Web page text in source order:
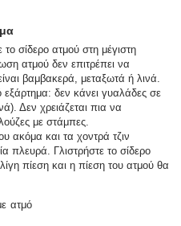
σίδερο ατμού στη μέγιστη
ατμού δεν επιτρέπει να
βαμβακερά, μεταξωτά ή λινά.
εξάρτημα: δεν κάνει γυαλάδες σε
Δεν χρειάζεται πια να
με στάμπες.
ακόμα και τα χοντρά τζιν
πλευρά. Γλιστρήστε το σίδερο
πίεση και η πίεση του ατμού θα
ατμό